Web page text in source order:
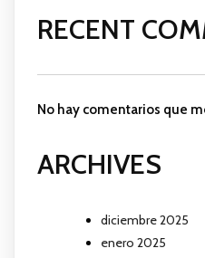
RECENT
No hay comentarios que
ARCHIVES
diciembre 2025
enero 2025